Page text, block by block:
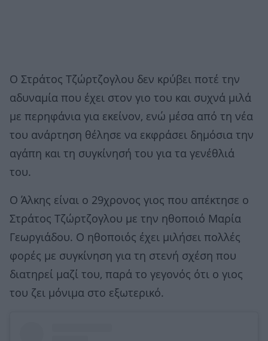
Ο Στράτος Τζώρτζογλου δεν κρύβει ποτέ την
αδυναμία που έχει στον γιο του και συχνά μιλά
με περηφάνια για εκείνον, ενώ μέσα από τη νέα
του ανάρτηση θέλησε να εκφράσει δημόσια την
αγάπη και τη συγκίνησή του για τα γενέθλιά
του.
Ο Άλκης είναι ο 29χρονος γιος που απέκτησε ο
Στράτος Τζώρτζογλου με την ηθοποιό Μαρία
Γεωργιάδου. Ο ηθοποιός έχει μιλήσει πολλές
φορές με συγκίνηση για τη στενή σχέση που
διατηρεί μαζί του, παρά το γεγονός ότι ο γιος
του ζει μόνιμα στο εξωτερικό.